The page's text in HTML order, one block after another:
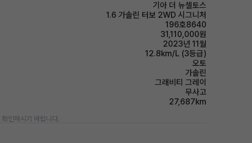
기아 더 뉴셀토스
1.6 가솔린 터보 2WD 시그니처
196호8640
31,110,000원
2023년 11월
12.8km/L (3등급)
오토
가솔린
그래비티 그레이
무사고
27,687km
인하시기 바랍니다.